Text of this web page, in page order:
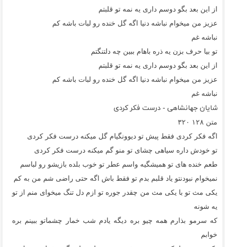
از این بعد بگو دوسم داری یه نمه تو قلبتم
عزیز من میخوام نباشه دنیا اگه گل خنده رو لبات باشه کم
نباشه غم
تو بیا حرف بزن یه ذره باهام ببین چه دلتنگتم
از این بعد بگو دوسم داری یه نمه تو قلبتم
عزیز من میخوام نباشه دنیا اگه گل خنده رو لبات باشه کم
نباشه غم
شایان جهانشاهی - درست فکر کردی
متن ۱۲۸ ۳۲۰
اگه فکر کردی فقط پیش تو دیوونگیام گل میکنه درست فکر کردی
تو خودش داره سیاهی چشای تو منو گم میکنه درست فکر کردی
طعم خنده های تو همیشگیه واسم عطر تو خوب بلده بازیشو رو لباسم
نمیخوام نبودنتو یاد قلبم بدم تو فقط باش اگه حتی راضی شم من به کم
یکی مث تو با یکی مث من چقدر جوره تو ازم دل تنگ میخوای منم از تو
یه شونه
که سرمو بذارم همه چیو بره دیگه یادم شب خمار چشماتو ببینم بره
خوابم